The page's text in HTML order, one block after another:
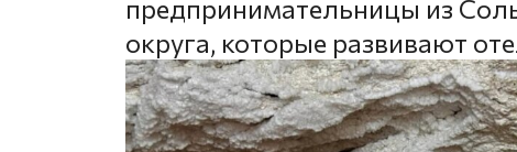
предпринимательницы из
округа, которые развивают